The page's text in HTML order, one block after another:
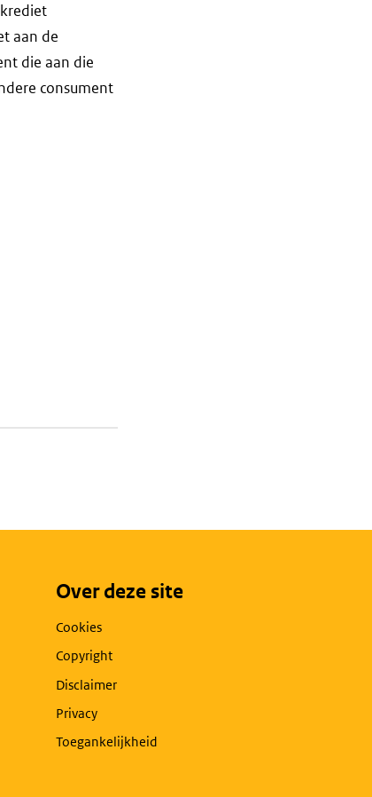
aan de
die aan die
consument
Over deze site
Cookies
Copyright
Disclaimer
Privacy
Toegankelijkheid